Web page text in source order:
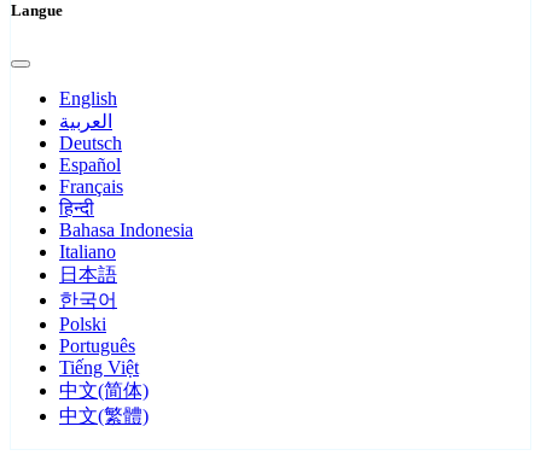
Langue
English
العربية
Deutsch
Español
Français
हिन्दी
Bahasa Indonesia
Italiano
日本語
한국어
Polski
Português
Tiếng Việt
中文(简体)
中文(繁體)